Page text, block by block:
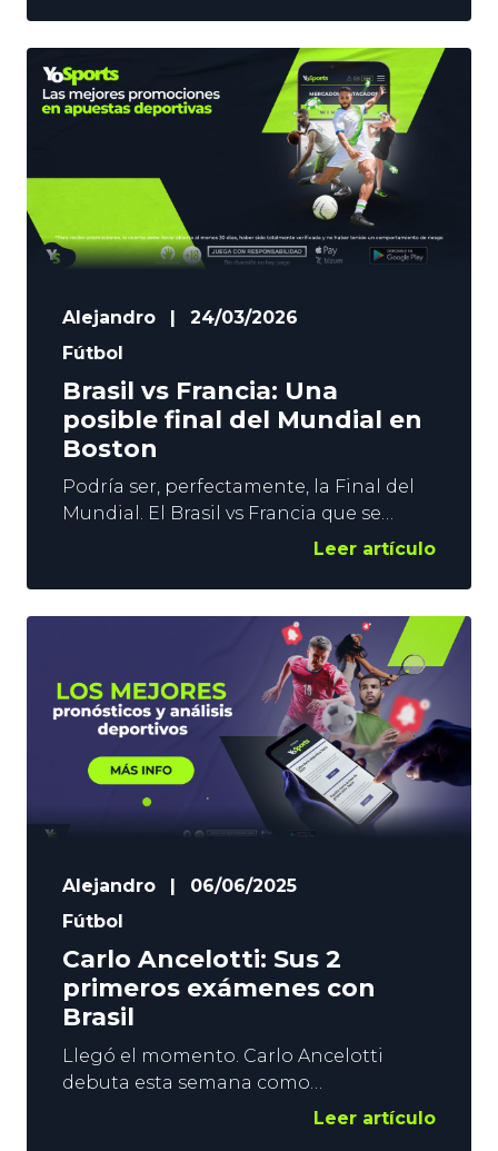
seguimos nuestra ruta para
encontrarnos con el primer gran
favorito al título. Brasil. En YoSports
analizamos un cuarteto en el que,
Alejandro |
24/03/2026
Fútbol
Brasil vs Francia: Una
posible final del Mundial en
Boston
Podría ser, perfectamente, la Final del
Mundial. El Brasil vs Francia que se
disputa este jueves es uno de los
semana de selecciones. En YoSports os
damos 3 pronósticos para que saques el
mejor partido al duelo de Boston.
Contenido: Brasil gana el partido Está
claro que Brasil no ha
Leer artículo
Alejandro
06/06/2025
Fútbol
Carlo Ancelotti: Sus 2
primeros exámenes con
Brasil
Llegó el momento. Carlo Ancelotti
debuta esta semana como
seleccionador brasileño. Tras unLeer artículo